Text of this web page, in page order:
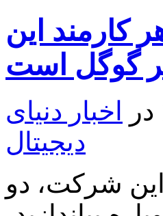
تازه
متولد
شده‌ی
خود
ازای
“من
کارمند این
گوگل است
اخبار دنیای
دیجیتال
شرکت، دو